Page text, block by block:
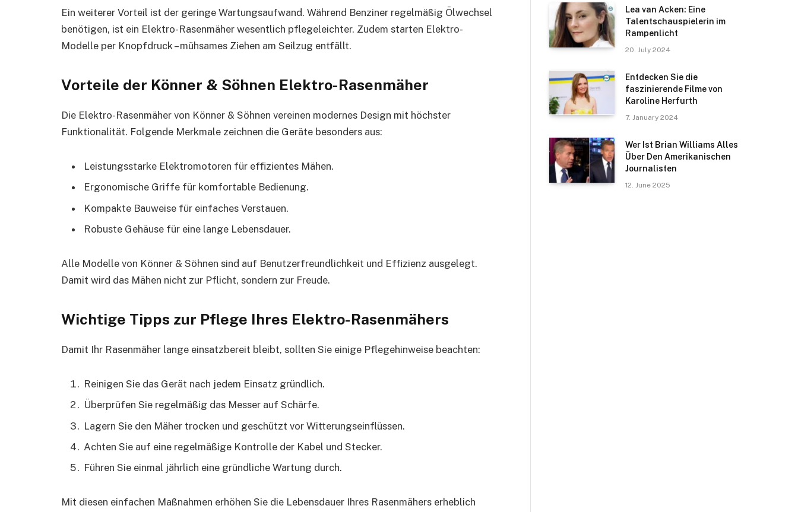
Ein weiterer Vorteil ist der geringe Wartungsaufwand. Während Benziner regelmäßig Ölwechsel
benötigen, ist ein Elektro-Rasenmäher wesentlich pflegeleichter. Zudem starten Elektro-
Modelle per Knopfdruck – mühsames Ziehen am Seilzug entfällt.
Vorteile der Könner & Söhnen Elektro-Rasenmäher
Die Elektro-Rasenmäher von Könner & Söhnen vereinen modernes Design mit höchster
Funktionalität. Folgende Merkmale zeichnen die Geräte besonders aus:
Leistungsstarke Elektromotoren für effizientes Mähen.
Ergonomische Griffe für komfortable Bedienung.
Kompakte Bauweise für einfaches Verstauen.
Robuste Gehäuse für eine lange Lebensdauer.
Alle Modelle von Könner & Söhnen sind auf Benutzerfreundlichkeit und Effizienz ausgelegt.
Damit wird das Mähen nicht zur Pflicht, sondern zur Freude.
Wichtige Tipps zur Pflege Ihres Elektro-Rasenmähers
Damit Ihr Rasenmäher lange einsatzbereit bleibt, sollten Sie einige Pflegehinweise beachten:
Reinigen Sie das Gerät nach jedem Einsatz gründlich.
Überprüfen Sie regelmäßig das Messer auf Schärfe.
Lagern Sie den Mäher trocken und geschützt vor Witterungseinflüssen.
Achten Sie auf eine regelmäßige Kontrolle der Kabel und Stecker.
Führen Sie einmal jährlich eine gründliche Wartung durch.
Mit diesen einfachen Maßnahmen erhöhen Sie die Lebensdauer Ihres Rasenmähers erheblich
Lea van Acken: Eine
Talentschauspielerin im
Rampenlicht
20. July 2024
Entdecken Sie die
faszinierende Filme von
Karoline Herfurth
7. January 2024
Wer Ist Brian Williams Alles
Über Den Amerikanischen
Journalisten
12. June 2025